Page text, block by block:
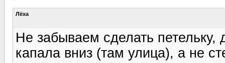
Лёха
Не забываем сделать
капала вниз (там улица), а не